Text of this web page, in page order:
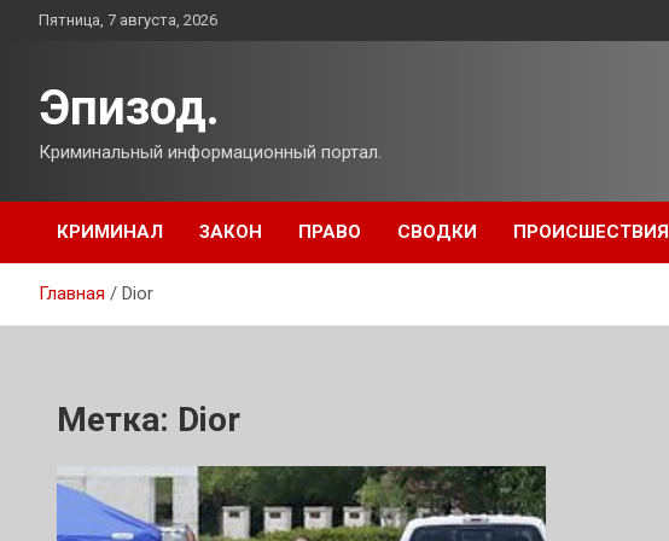
ПерейтиПятница, 7 августа, 2026
Эпизод.
Криминальный информационный портал.
КРИМИНАЛ ЗАКОН ПРАВО СВОДКИ ПРОИСШЕСТВИЯ
Главная Dior
Метка: Dior